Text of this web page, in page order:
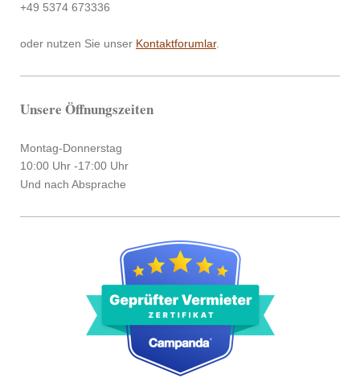
+49 5374 673336
oder nutzen Sie unser Kontaktforumlar.
Unsere Öffnungszeiten
Montag-Donnerstag
10:00 Uhr -17:00 Uhr
Und nach Absprache